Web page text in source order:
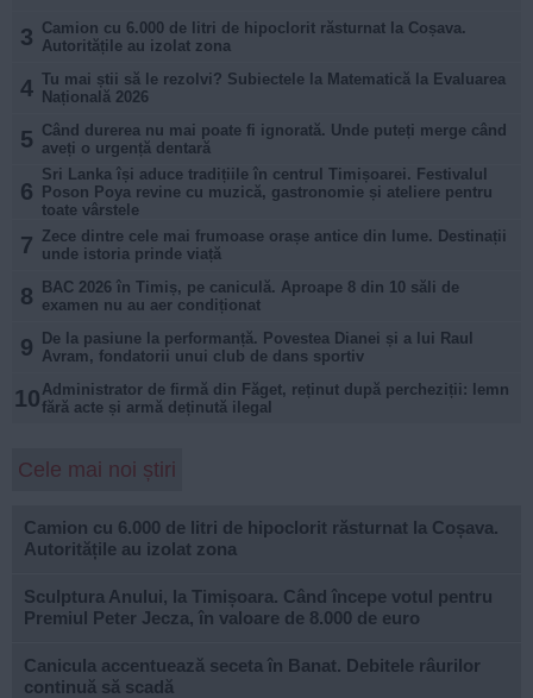
3 Camion cu 6.000 de litri de hipoclorit răsturnat la Coșava.
Autoritățile au izolat zona
4 Tu mai știi să le rezolvi? Subiectele la Matematică la Evaluarea
Națională 2026
5 Când durerea nu mai poate fi ignorată. Unde puteți merge când
aveți o urgență dentară
6
Sri Lanka își aduce tradițiile în centrul Timișoarei. Festivalul
Poson Poya revine cu muzică, gastronomie și ateliere pentru
toate vârstele
7 Zece dintre cele mai frumoase orașe antice din lume. Destinații
unde istoria prinde viață
8
BAC 2026 în Timiș, pe caniculă. Aproape 8 din 10 săli de
examen nu au aer condiționat
9
De la pasiune la performanță. Povestea Dianei și a lui Raul
Avram, fondatorii unui club de dans sportiv
10 Administrator de firmă din Făget, reținut după percheziții: lemn
fără acte și armă deținută ilegal
Cele mai noi știri
Camion cu 6.000 de litri de hipoclorit răsturnat la Coșava.
Autoritățile au izolat zona
Sculptura Anului, la Timișoara. Când începe votul pentru
Premiul Peter Jecza, în valoare de 8.000 de euro
Canicula accentuează seceta în Banat. Debitele râurilor
continuă să scadă